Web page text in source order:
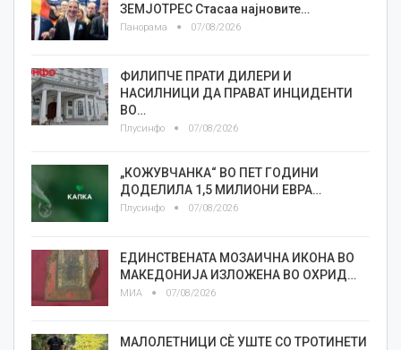
ЗЕМЈОТРЕС Стасаа најновите…
Панорама 07/08/2026
ФИЛИПЧЕ ПРАТИ ДИЛЕРИ И
НАСИЛНИЦИ ДА ПРАВАТ ИНЦИДЕНТИ
ВО…
Плусинфо 07/08/2026
„КОЖУВЧАНКА“ ВО ПЕТ ГОДИНИ
ДОДЕЛИЛА 1,5 МИЛИОНИ ЕВРА…
Плусинфо 07/08/2026
ЕДИНСТВЕНАТА МОЗАИЧНА ИКОНА ВО
МАКЕДОНИЈА ИЗЛОЖЕНА ВО ОХРИД…
МИА 07/08/2026
МАЛОЛЕТНИЦИ СÈ УШТЕ СО ТРОТИНЕТИ